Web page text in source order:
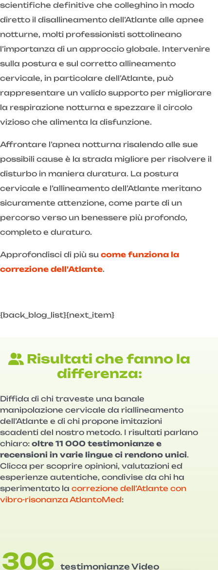
scientifiche definitive che colleghino in modo
diretto il disallineamento dell’Atlante alle apnee
notturne, molti professionisti sottolineano
l’importanza di un approccio globale. Intervenire
sulla postura e sul corretto allineamento
cervicale, in particolare dell’Atlante, può
rappresentare un valido supporto per migliorare
la respirazione notturna e spezzare il circolo
vizioso che alimenta la disfunzione.
Affrontare l’apnea notturna risalendo alle sue
possibili cause è la strada migliore per risolvere il
disturbo in maniera duratura. La postura
cervicale e l’allineamento dell’Atlante meritano
sicuramente attenzione, come parte di un
percorso verso un benessere più profondo,
completo e duraturo.
Approfondisci di più su come funziona la
correzione dell'Atlante.
{back_blog_list}{next_item}
Risultati che fanno la
differenza:
Diffida di chi traveste una banale
manipolazione cervicale da riallineamento
dell’Atlante e di chi propone imitazioni
scadenti del nostro metodo. I risultati parlano
chiaro: oltre 11 000 testimonianze e
recensioni in varie lingue ci rendono unici.
Clicca per scoprire opinioni, valutazioni ed
esperienze autentiche, condivise da chi ha
sperimentato la correzione dell’Atlante con
vibro-risonanza AtlantoMed:
306 testimonianze Video